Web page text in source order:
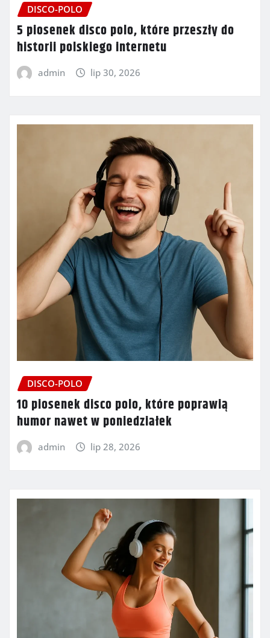
DISCO-POLO
5 piosenek disco polo, które przeszły do
historii polskiego internetu
admin lip 30, 2026
DISCO-POLO
10 piosenek disco polo, które poprawią
humor nawet w poniedziałek
admin lip 28, 2026